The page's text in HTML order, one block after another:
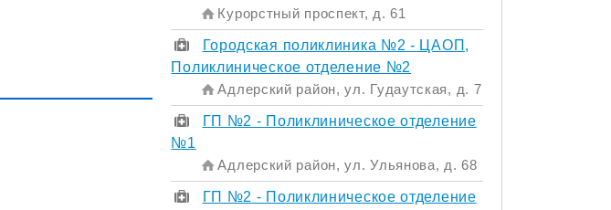
Курорстный проспект, д. 61
Городская поликлиника №2 - ЦАОП,
Поликлиническое отделение №2
Адлерский район, ул. Гудаутская, д. 7
ГП №2 - Поликлиническое отделение
№1
Адлерский район, ул. Ульянова, д. 68
ГП №2 - Поликлиническое отделение